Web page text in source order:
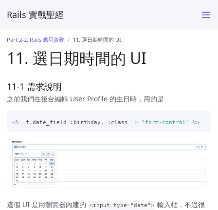
Rails 實戰聖經
Part 2-2: Rails 應用實戰 11. 選日期時間的 UI
11. 選日期時間的 UI
11-1 需求說明
之前我們在後台編輯 User Profile 的生日時，用的是
<%= f.date_field :birthday , :class => "form-control" %>
這個 UI 是用瀏覽器內建的 <input type="date"> 輸入框，不過很